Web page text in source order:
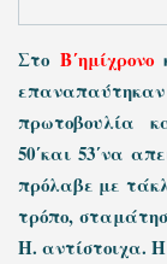
Στο Β΄ημίχρονο
πρωτοβουλία
50΄και 53΄να
πρόλαβε με
τρόπο,
Η. αντίστοιχα.